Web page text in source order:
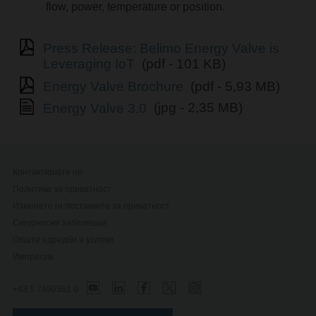
flow, power, temperature or position.
(pdf - 101 KB)
(pdf - 5,93 MB)
(jpg - 2,35 MB)